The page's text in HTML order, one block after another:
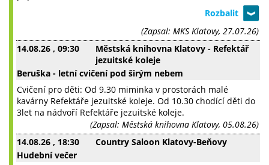
(Zapsal: MKS Klatovy, 27.07.26)
14.08.26 , 09:30
Městská knihovna Klatovy - Refektář
jezuitské koleje
Beruška - letní cvičení pod širým nebem
Cvičení pro děti: Od 9.30 miminka v prostorách malé
kavárny Refektáře jezuitské koleje. Od 10.30 chodící děti do
3let na nádvoří Refektáře jezuitské koleje.
(Zapsal: Městská knihovna Klatovy, 05.08.26)
14.08.26 , 18:30
Country Saloon Klatovy-Beňovy
Hudební večer